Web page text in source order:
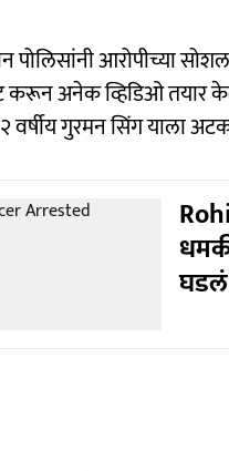
पोलिसांनी आरोपीच्या
करून अनेक व्हिडिओ तयार
वर्षीय गुरमन सिंग याला